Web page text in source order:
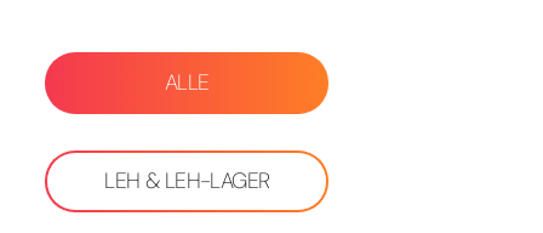
ALLE
LEH & LEH-LAGER